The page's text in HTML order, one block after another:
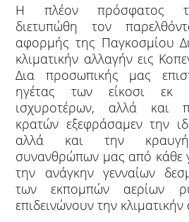
Η πλέον πρόσφατος
διετυπώθη τον
αφορμής της Παγκοσμίου
κλιματικήν αλλαγήν εις
Δια προσωπικής μας
ηγέτας των είκοσι εκ
ισχυροτέρων, αλλά και
κρατών εξεφράσαμεν την
αλλά και την
συνανθρώπων μας από κάθε
την ανάγκην γενναίων
των εκπομπών αερίων
επιδεινώνουν την